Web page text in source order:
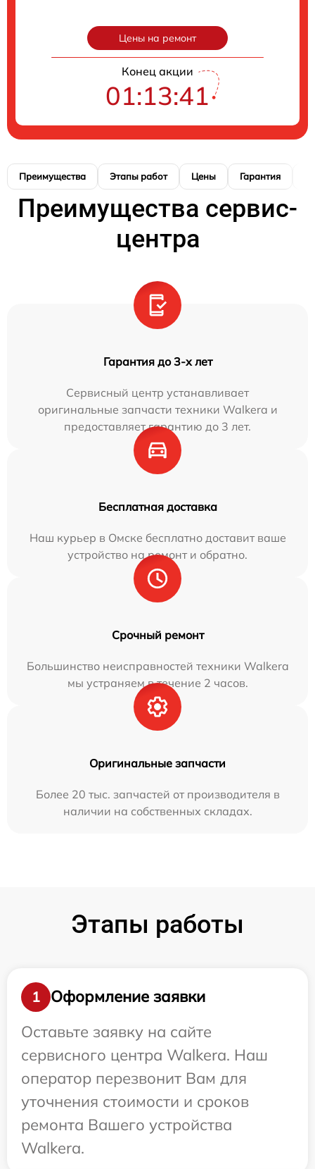
Цены на ремонт
Конец акции
01:13:41
Преимущества Этапы работ Цены Гарантия
Преимущества сервис-
центра
Гарантия до 3-х лет
Сервисный центр устанавливает
оригинальные запчасти техники Walkera и
предоставляет гарантию до 3 лет.
Бесплатная доставка
Наш курьер в Омске бесплатно доставит ваше
устройство на ремонт и обратно.
Срочный ремонт
Большинство неисправностей техники Walkera
мы устраняем в течение 2 часов.
Оригинальные запчасти
Более 20 тыс. запчастей от производителя в
наличии на собственных складах.
Этапы работы
1
Оформление заявки
Оставьте заявку на сайте
сервисного центра Walkera. Наш
оператор перезвонит Вам для
уточнения стоимости и сроков
ремонта Вашего устройства
Walkera.